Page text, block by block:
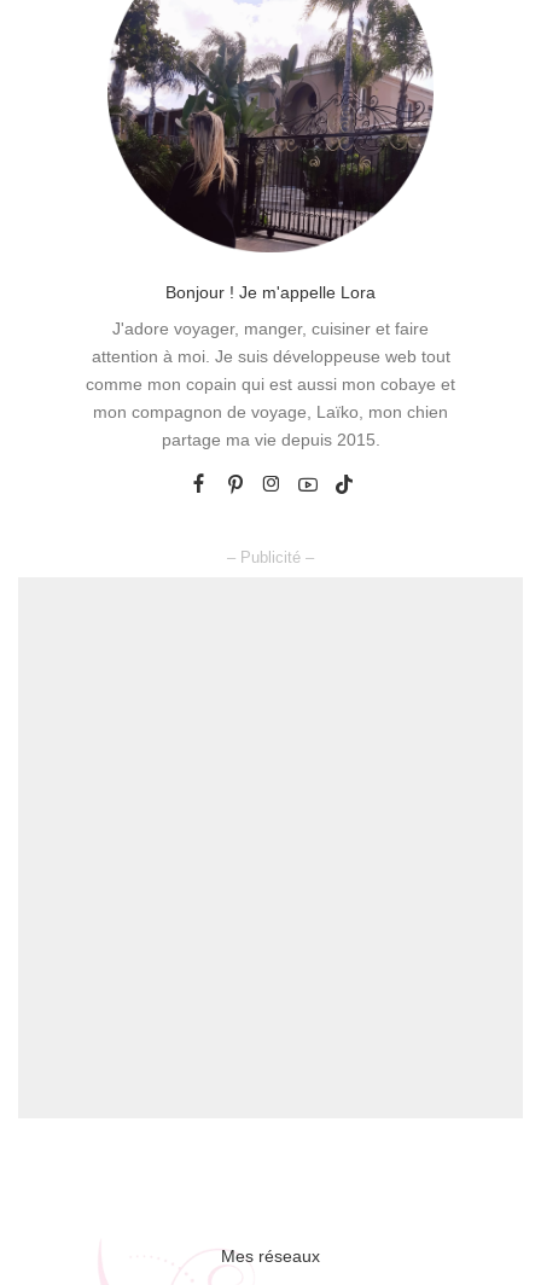
Bonjour ! Je m'appelle Lora
J'adore voyager, manger, cuisiner et faire
attention à moi. Je suis développeuse web tout
comme mon copain qui est aussi mon cobaye et
mon compagnon de voyage, Laïko, mon chien
partage ma vie depuis 2015.
– Publicité –
Mes réseaux